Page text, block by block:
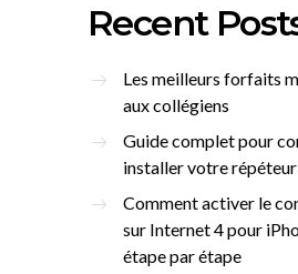
Recent
Les meilleurs forfaits
aux collégiens
Guide complet pour
installer votre
Comment activer le
sur Internet 4 pour
étape par étape